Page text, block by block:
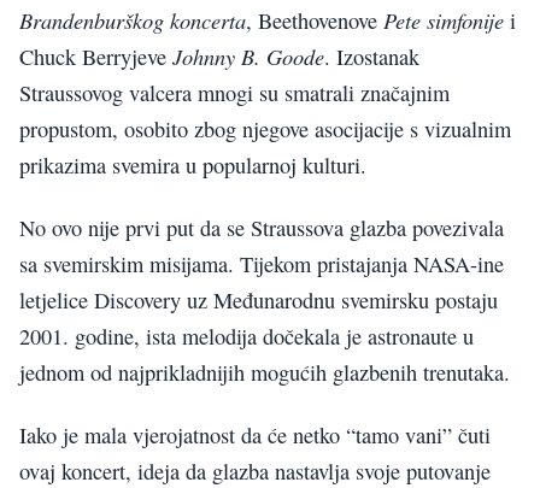
Brandenburškog koncerta, Beethovenove Pete simfonije i
Chuck Berryjeve Johnny B. Goode. Izostanak
Straussovog valcera mnogi su smatrali značajnim
propustom, osobito zbog njegove asocijacije s vizualnim
prikazima svemira u popularnoj kulturi.
No ovo nije prvi put da se Straussova glazba povezivala
sa svemirskim misijama. Tijekom pristajanja NASA-ine
letjelice Discovery uz Međunarodnu svemirsku postaju
2001. godine, ista melodija dočekala je astronaute u
jednom od najprikladnijih mogućih glazbenih trenutaka.
Iako je mala vjerojatnost da će netko “tamo vani” čuti
ovaj koncert, ideja da glazba nastavlja svoje putovanje